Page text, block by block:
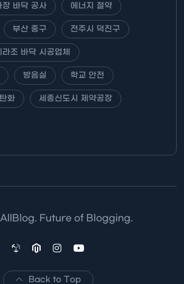
장 바닥 공사 에너지 절약
부산 중구 전주시 덕진구
라조 바닥 시공업체
방음실 학교 안전
화 세종신도시 제약공장
Future of Blogging.
Back to Top